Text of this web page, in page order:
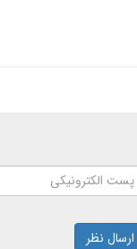
ارسال نظر